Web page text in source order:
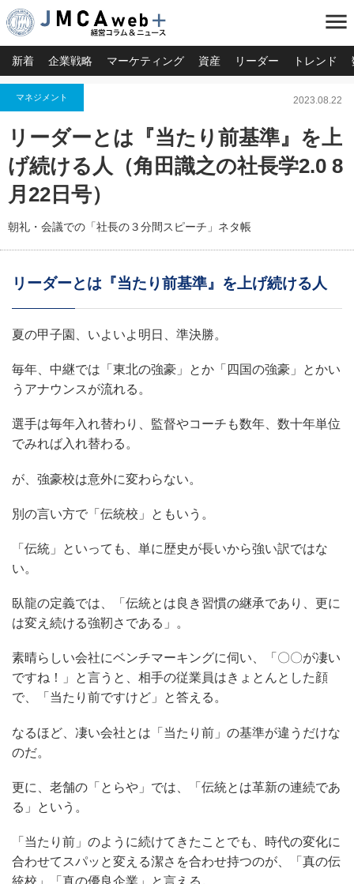
menu
新着 企業戦略 マーケティング 資産 リーダー トレンド
マネジメント 2023.08.22
リーダーとは『当たり前基準』を上
げ続ける人（角田識之の社長学2.0 8
月22日号）
朝礼・会議での「社長の３分間スピーチ」ネタ帳
リーダーとは『当たり前基準』を上げ続ける人
夏の甲子園、いよいよ明日、準決勝。
毎年、中継では「東北の強豪」とか「四国の強豪」とかい
うアナウンスが流れる。
選手は毎年入れ替わり、監督やコーチも数年、数十年単位
でみれば入れ替わる。
が、強豪校は意外に変わらない。
別の言い方で「伝統校」ともいう。
「伝統」といっても、単に歴史が長いから強い訳ではな
い。
臥龍の定義では、「伝統とは良き習慣の継承であり、更に
は変え続ける強靭さである」。
素晴らしい会社にベンチマーキングに伺い、「〇〇が凄い
ですね！」と言うと、相手の従業員はきょとんとした顔
で、「当たり前ですけど」と答える。
なるほど、凄い会社とは「当たり前」の基準が違うだけな
のだ。
更に、老舗の「とらや」では、「伝統とは革新の連続であ
る」という。
「当たり前」のように続けてきたことでも、時代の変化に
合わせてスパッと変える潔さを合わせ持つのが、「真の伝
統校」「真の優良企業」と言える。